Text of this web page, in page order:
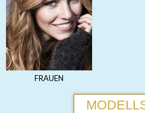
FRAUEN